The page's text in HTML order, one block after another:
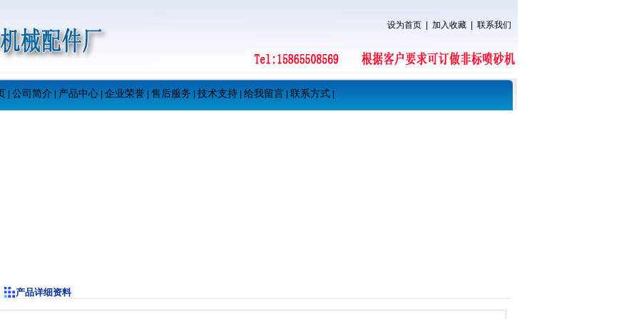
设为首页| 加入收藏| 联系我们
公司简介 产品中心| 企业荣誉| 售后服务 技术支持| 给我留言 联系方式|
产品详细资料